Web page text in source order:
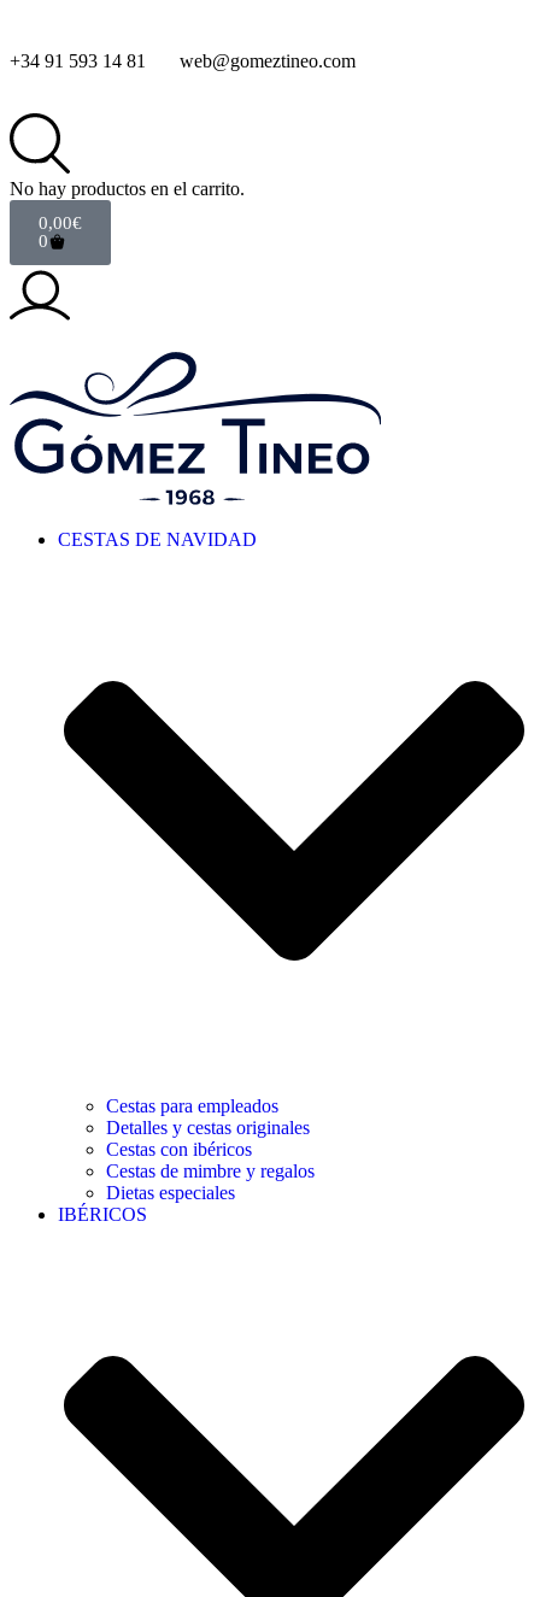
+34 91 593 14 81 web@gomeztineo.com
No hay productos en el carrito.
0,00€
0
CESTAS DE NAVIDAD
Cestas para empleados
Detalles y cestas originales
Cestas con ibéricos
Cestas de mimbre y regalos
Dietas especiales
IBÉRICOS